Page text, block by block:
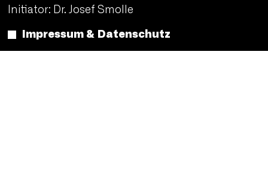
Initiator: Dr. Josef Smolle
Impressum & Datenschutz